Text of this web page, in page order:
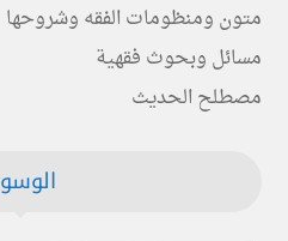
متون ومنظومات الفقه وشروحها
مسائل وبحوث فقهية
مصطلح الحديث